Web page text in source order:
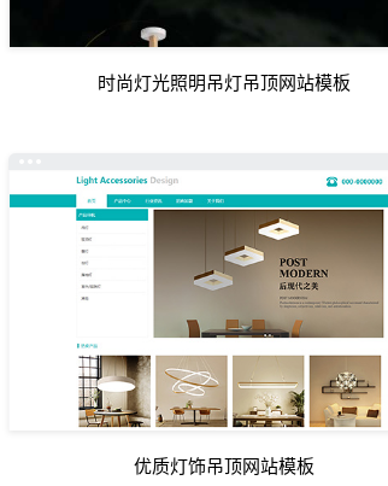
时尚灯光照明吊灯吊顶网站模板
优质灯饰吊顶网站模板